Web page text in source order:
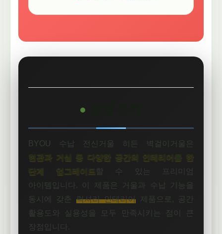
BYOU 수납 전신거울 히든 벽걸이거울은
현관과 거실 등 다양한 공간의 인테리어를 한
단계 업그레이드 할 수 있는 프리미엄
아이템입니다. 이 제품은 거울과 수납 기능을
동시에 갖춘 럭셔리 인테리어 제품으로, 공간
활용도와 실용성을 모두 만족시키는 점이 큰
장점입니다.